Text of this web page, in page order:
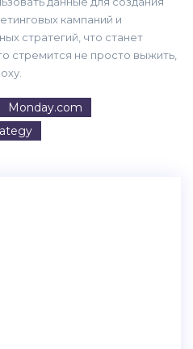
кампаний и
стратегий, что станет
стремится не просто выжить,
Monday.com